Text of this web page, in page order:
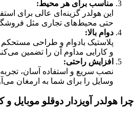
مناسب برای هر محیط:
این هولدر گزینه‌ای عالی برای
حتی محیط‌های تجاری مثل
دوام بالا:
پلاستیک بادوام و طراحی
و کارایی مداوم آن را تضمین
افزایش راحتی:
نصب سریع و استفاده آسان،
وسایل را برای شما به ارمغان
چرا هولدر آویزدار دوقلو موبایل و